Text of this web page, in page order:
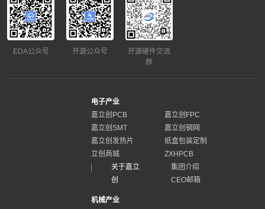
EDA公众号 开源公众号
开源硬件交流
群
电子产业
嘉立创PCB
嘉立创FPC
嘉立创SMT
嘉立创钢网
嘉立创发热片
纸盒包装定制
立创商城
ZXHPCB
关于嘉立
创
集团介绍
CEO邮箱
机械产业